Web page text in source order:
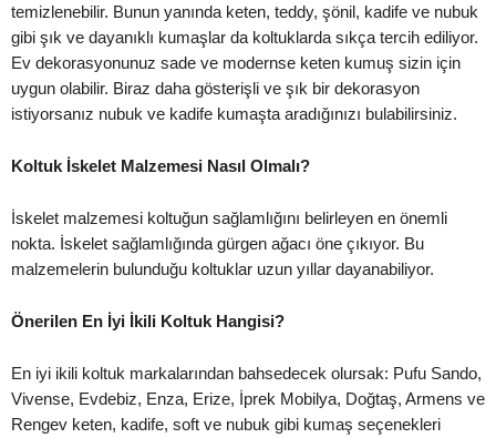
temizlenebilir. Bunun yanında keten, teddy, şönil, kadife ve nubuk
gibi şık ve dayanıklı kumaşlar da koltuklarda sıkça tercih ediliyor.
Ev dekorasyonunuz sade ve modernse keten kumuş sizin için
uygun olabilir. Biraz daha gösterişli ve şık bir dekorasyon
istiyorsanız nubuk ve kadife kumaşta aradığınızı bulabilirsiniz.
Koltuk İskelet Malzemesi Nasıl Olmalı?
İskelet malzemesi koltuğun sağlamlığını belirleyen en önemli
nokta. İskelet sağlamlığında gürgen ağacı öne çıkıyor. Bu
malzemelerin bulunduğu koltuklar uzun yıllar dayanabiliyor.
Önerilen En İyi İkili Koltuk Hangisi?
En iyi ikili koltuk markalarından bahsedecek olursak: Pufu Sando,
Vivense, Evdebiz, Enza, Erize, İprek Mobilya, Doğtaş, Armens ve
Rengev keten, kadife, soft ve nubuk gibi kumaş seçenekleri